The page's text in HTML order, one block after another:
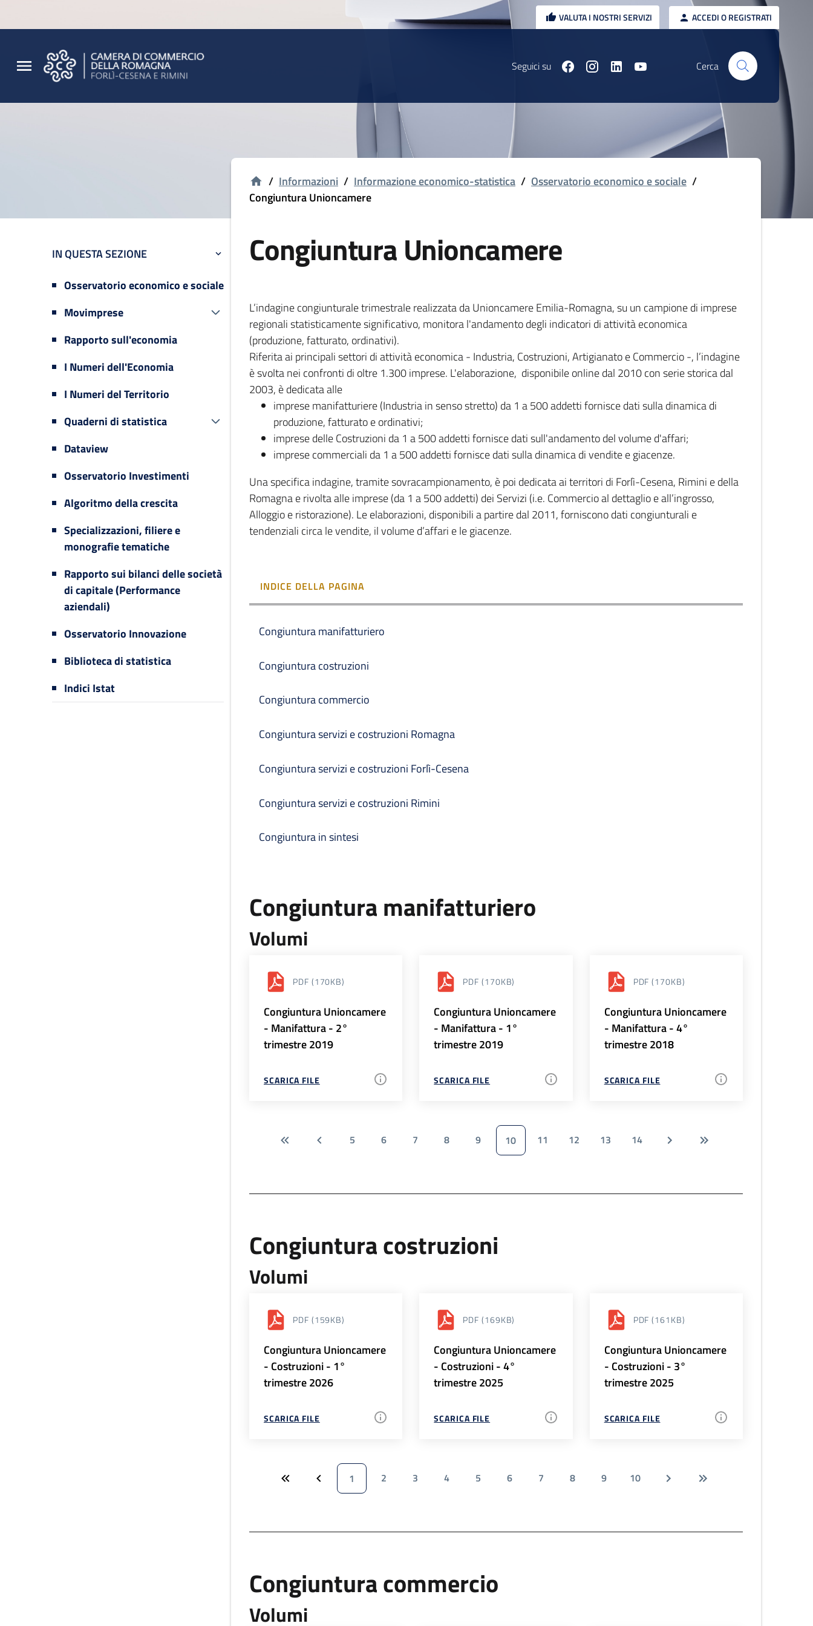
VALUTA I NOSTRI SERVIZI ACCEDI O REGISTRATI
Seguici su Cerca
IN QUESTA SEZIONE
Osservatorio economico e sociale
Movimprese
Rapporto sull'economia
I Numeri dell'Economia
I Numeri del Territorio
Quaderni di statistica
Dataview
Osservatorio Investimenti
Algoritmo della crescita
Specializzazioni, filiere e
monografie tematiche
Rapporto sui bilanci delle società
di capitale (Performance
aziendali)
Osservatorio Innovazione
Biblioteca di statistica
Indici Istat
/ Informazioni / Informazione economico-statistica / Osservatorio economico e sociale /
Congiuntura Unioncamere
Congiuntura Unioncamere
L’indagine congiunturale trimestrale realizzata da Unioncamere Emilia-Romagna, su un campione di imprese
regionali statisticamente significativo, monitora l'andamento degli indicatori di attività economica
(produzione, fatturato, ordinativi).
Riferita ai principali settori di attività economica - Industria, Costruzioni, Artigianato e Commercio -, l’indagine
è svolta nei confronti di oltre 1.300 imprese. L'elaborazione, disponibile online dal 2010 con serie storica dal
2003, è dedicata alle
imprese manifatturiere (Industria in senso stretto) da 1 a 500 addetti fornisce dati sulla dinamica di
produzione, fatturato e ordinativi;
imprese delle Costruzioni da 1 a 500 addetti fornisce dati sull'andamento del volume d'affari;
imprese commerciali da 1 a 500 addetti fornisce dati sulla dinamica di vendite e giacenze.
Una specifica indagine, tramite sovracampionamento, è poi dedicata ai territori di Forlì-Cesena, Rimini e della
Romagna e rivolta alle imprese (da 1 a 500 addetti) dei Servizi (i.e. Commercio al dettaglio e all’ingrosso,
Alloggio e ristorazione). Le elaborazioni, disponibili a partire dal 2011, forniscono dati congiunturali e
tendenziali circa le vendite, il volume d’affari e le giacenze.
INDICE DELLA PAGINA
Congiuntura manifatturiero
Congiuntura costruzioni
Congiuntura commercio
Congiuntura servizi e costruzioni Romagna
Congiuntura servizi e costruzioni Forlì-Cesena
Congiuntura servizi e costruzioni Rimini
Congiuntura in sintesi
Congiuntura manifatturiero
Volumi
PDF (170KB)
Congiuntura Unioncamere
- Manifattura - 2°
trimestre 2019
SCARICA FILE
PDF (170KB)
Congiuntura Unioncamere
- Manifattura - 1°
trimestre 2019
SCARICA FILE
PDF (170KB)
Congiuntura Unioncamere
- Manifattura - 4°
trimestre 2018
SCARICA FILE
5 6 7 8 9 10 11 12 13 14
Congiuntura costruzioni
Volumi
PDF (159KB)
Congiuntura Unioncamere
- Costruzioni - 1°
trimestre 2026
SCARICA FILE
PDF (169KB)
Congiuntura Unioncamere
- Costruzioni - 4°
trimestre 2025
SCARICA FILE
PDF (161KB)
Congiuntura Unioncamere
- Costruzioni - 3°
trimestre 2025
SCARICA FILE
1 2 3 4 5 6 7 8 9 10
Congiuntura commercio
Volumi